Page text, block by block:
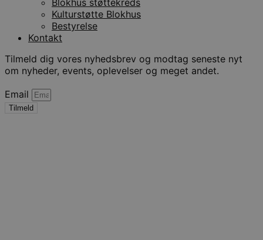
Kulturstøtte Blokhus
Bestyrelse
Kontakt
Tilmeld dig vores nyhedsbrev og modtag seneste nyt
om nyheder, events, oplevelser og meget andet.
Email
Tilmeld